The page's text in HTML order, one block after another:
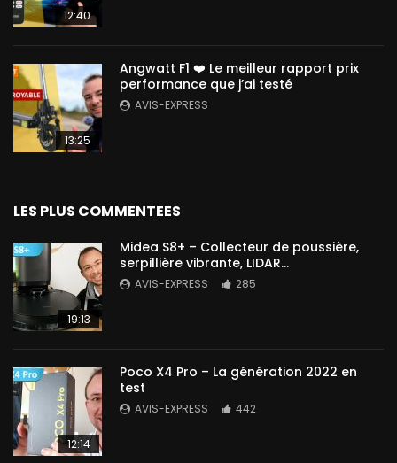
12:40
13:25
Angwatt F1 ❤️ Le meilleur rapport prix
performance que j’ai testé
AVIS-EXPRESS
LES PLUS COMMENTEES
19:13
Midea S8+ – Collecteur de poussière,
serpillière vibrante, LIDAR…
AVIS-EXPRESS 285
12:14
Poco X4 Pro – La génération 2022 en
test
AVIS-EXPRESS 442